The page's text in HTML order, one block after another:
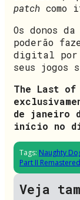
patch como
Os donos
poderão
digital por
seus jogos
The Last of
de janeiro
início no
Tags: Naughty
Part II Remastered
Veja